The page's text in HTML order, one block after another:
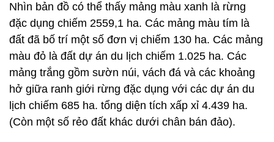
Nhìn bản đồ có thể thấy mảng màu xanh là rừng
đặc dụng chiếm 2559,1 ha. Các mảng màu tím là
đất đã bố trí một số đơn vị chiếm 130 ha. Các mảng
màu đỏ là đất dự án du lịch chiếm 1.025 ha. Các
mảng trắng gồm sườn núi, vách đá và các khoảng
hở giữa ranh giới rừng đặc dụng với các dự án du
lịch chiếm 685 ha. tổng diện tích xấp xỉ 4.439 ha.
(Còn một số rẻo đất khác dưới chân bán đảo).